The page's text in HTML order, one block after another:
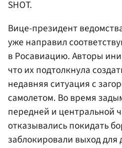
SHOT.
Вице-президент
уже направил
в Росавиацию. Авторы
что их подтолкнула
недавняя ситуация с
самолетом. Во время
передней и центральной
отказывались покидать
заблокировали выход для